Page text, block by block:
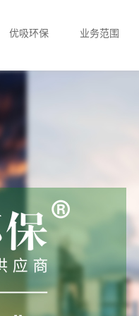
优吸环保 业务范围